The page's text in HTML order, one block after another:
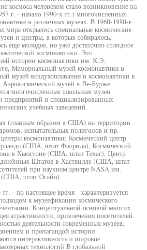
космоса человеком стало возникновение на
г. - начало 1990-х гг.) многочисленных
в различных музеях. В 1960-1980-е
мира открылись специальные космические
и центры, в которых собиралось,
еще молодое, но уже достаточно солидное
космонавтики. Это
истории космонавтики им. К.Э.
Мемориальный музей космонавтики в
музей воздухоплавания и космонавтики в
музей в Ле-Бурже
многочисленные школьные музеи
предприятий и специализированных
учебных заведений.
(главным образом в США) на территории
испытательных полигонов и пр.
космонавтики: Космический центр
(США, штат Флорида), Космический
в Хьюстоне (США, штат Техас), Центр
Штатов в Хаствилле (США, штат
при научном центре NASA им.
(США, штат Огайо).
- по настоящее время - характеризуется
к музеефикации космического
Концептуальной основой многих
атрактивности, привлечения посетителей.
деятельности современных музеев,
и пропагандой истории
интерактивность и широкое
технологий В глобальной